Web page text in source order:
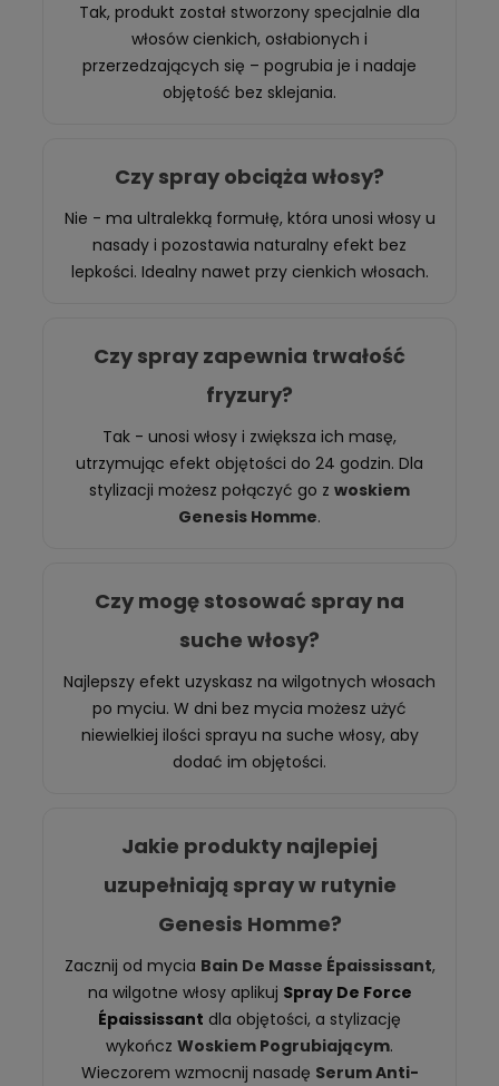
Tak, produkt został stworzony specjalnie dla
włosów cienkich, osłabionych i
przerzedzających się – pogrubia je i nadaje
objętość bez sklejania.
Czy spray obciąża włosy?
Nie - ma ultralekką formułę, która unosi włosy u
nasady i pozostawia naturalny efekt bez
lepkości. Idealny nawet przy cienkich włosach.
Czy spray zapewnia trwałość
fryzury?
Tak - unosi włosy i zwiększa ich masę,
utrzymując efekt objętości do 24 godzin. Dla
stylizacji możesz połączyć go z woskiem
Genesis Homme.
Czy mogę stosować spray na
suche włosy?
Najlepszy efekt uzyskasz na wilgotnych włosach
po myciu. W dni bez mycia możesz użyć
niewielkiej ilości sprayu na suche włosy, aby
dodać im objętości.
Jakie produkty najlepiej
uzupełniają spray w rutynie
Genesis Homme?
Zacznij od mycia Bain De Masse Épaississant,
na wilgotne włosy aplikuj Spray De Force
Épaississant dla objętości, a stylizację
wykończ Woskiem Pogrubiającym.
Wieczorem wzmocnij nasadę Serum Anti-